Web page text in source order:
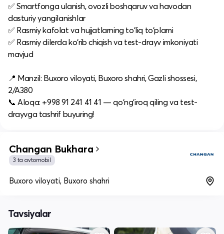
✅ Smartfonga ulanish, ovozli boshqaruv va havodan
dasturiy yangilanishlar
✅ Rasmiy kafolat va hujjatlarning to‘liq to‘plami
✅ Rasmiy dilerda ko‘rib chiqish va test-drayv imkoniyati
mavjud
📍 Manzil: Buxoro viloyati, Buxoro shahri, Gazli shossesi,
2/A380
📞 Aloqa: +998 91 241 41 41 — qo‘ng‘iroq qiling va test-
drayvga tashrif buyuring!
Changan Bukhara
3 ta avtomobil
Buxoro viloyati, Buxoro shahri
Tavsiyalar